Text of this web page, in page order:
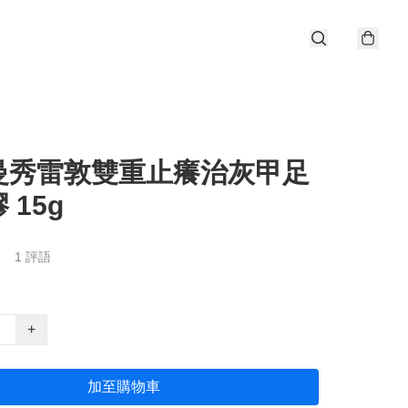
秀雷敦雙重止癢治灰甲足
15g
1 評語
+
加至購物車